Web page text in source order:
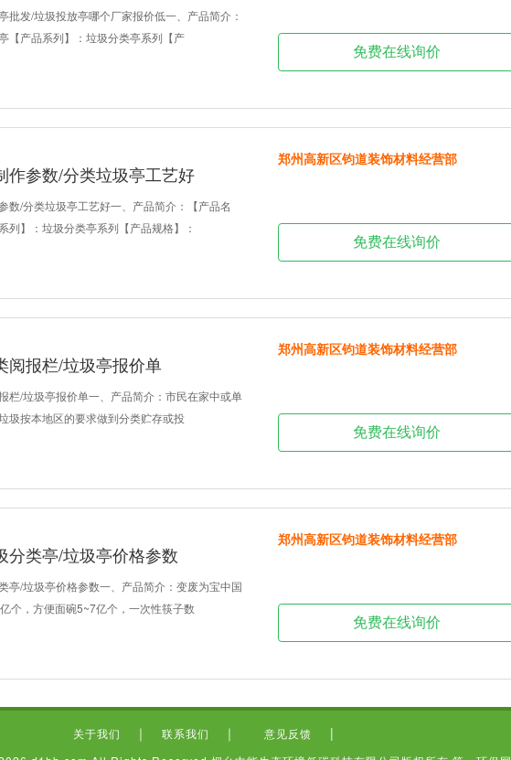
批发/垃圾投放亭哪个厂家报价低一、产品简介：
【产品系列】：垃圾分类亭系列【产
免费在线询价
作参数/分类垃圾亭工艺好
数/分类垃圾亭工艺好一、产品简介：【产品名
列】：垃圾分类亭系列【产品规格】：
郑州高新区钧道装饰材料经营部
免费在线询价
阅报栏/垃圾亭报价单
栏/垃圾亭报价单一、产品简介：市民在家中或单
圾按本地区的要求做到分类贮存或投
郑州高新区钧道装饰材料经营部
免费在线询价
分类亭/垃圾亭价格参数
亭/垃圾亭价格参数一、产品简介：变废为宝中国
个，方便面碗5~7亿个，一次性筷子数
郑州高新区钧道装饰材料经营部
免费在线询价
关于我们 ｜ 联系我们 ｜ 意见反馈 |